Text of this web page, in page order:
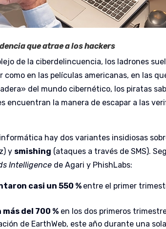
que atrae a los hackers
de la ciberdelincuencia, los ladrones
como en las películas americanas, en las
del mundo cibernético, los piratas
encuentran la manera de escapar a las
hay dos variantes insidiosas
y smishing (ataques a través de SMS).
Intelligence de Agari y PhishLabs:
casi un 550 % entre el primer
del 700 % en los dos primeros
de EarthWeb, este año durante una